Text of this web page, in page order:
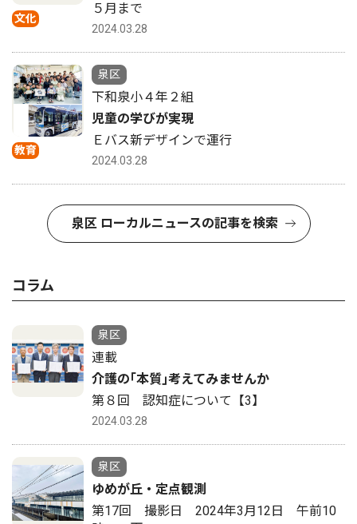
文化
５月まで
2024.03.28
教育
泉区
下和泉小４年２組
児童の学びが実現
Ｅバス新デザインで運行
2024.03.28
泉区 ローカルニュースの記事を検索
コラム
泉区
連載
介護の｢本質｣考えてみませんか
第８回 認知症について【3】
2024.03.28
泉区
ゆめが丘・定点観測
第17回 撮影日 2024年3月12日 午前10